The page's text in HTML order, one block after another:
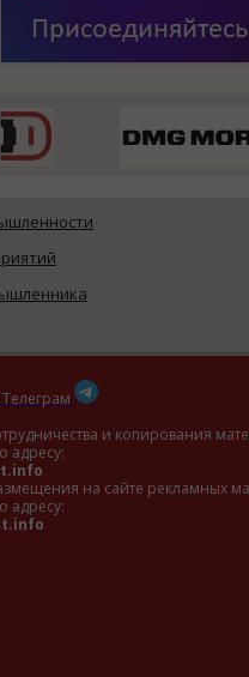
и копирования
адресу:
на сайте рекламных
адресу: